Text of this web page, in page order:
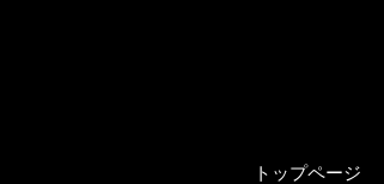
トップページ